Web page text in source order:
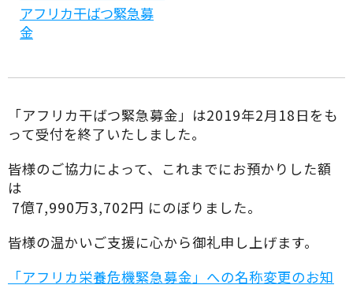
アフリカ干ばつ緊急募
金
「アフリカ干ばつ緊急募金」は2019年2月18日をも
って受付を終了いたしました。
皆様のご協力によって、これまでにお預かりした額
は
7億7,990万3,702円 にのぼりました。
皆様の温かいご支援に心から御礼申し上げます。
「アフリカ栄養危機緊急募金」への名称変更のお知